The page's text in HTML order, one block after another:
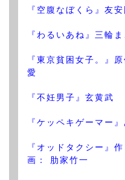
『空腹なぼくら』友
『わるいあね』三輪ま
『東京貧困女子。』
愛
『不妊男子』玄黄武
『ケッペキゲーマー
『オッドタクシー』
画： 肋家竹一